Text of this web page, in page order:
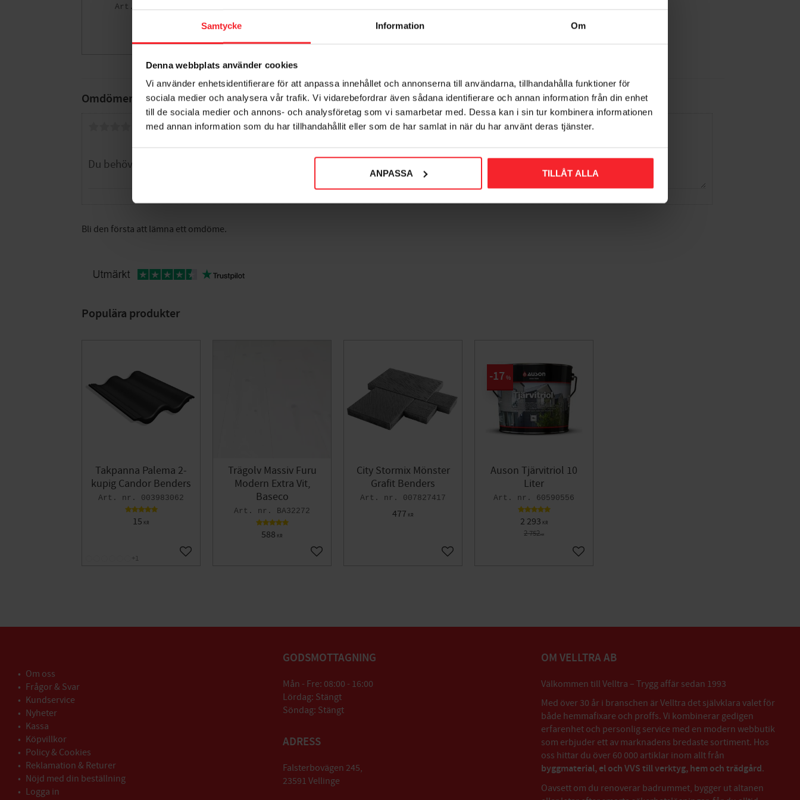
Samtycke Information Om
Denna webbplats använder cookies
Vi använder enhetsidentifierare för att anpassa innehållet och annonserna till användarna, tillhandahålla funktioner för
sociala medier och analysera vår trafik. Vi vidarebefordrar även sådana identifierare och annan information från din enhet
till de sociala medier och annons- och analysföretag som vi samarbetar med. Dessa kan i sin tur kombinera informationen
med annan information som du har tillhandahållit eller som de har samlat in när du har använt deras tjänster.
ANPASSA TILLÅT ALLA
Omdömen
Du
Bli den första att lämna ett omdöme.
Lägg till i favoriter
Populära produkter
Takpanna Palema 2-
kupig Candor Benders
003983062
15 KR
Lägg till i favoriter
+1
Trägolv Massiv Furu
Modern Extra Vit,
Baseco
BA32272
588 KR
Lägg till i favoriter
City Stormix Mönster
Grafit Benders
007827417
477 KR
Lägg till i favoriter
Auson Tjärvitriol 10
Liter
60590556
2 293 KR
2 752KR
17 %
Lägg till i favoriter
Om oss
Frågor & Svar
Kundservice
Nyheter
Kassa
Köpvillkor
Policy & Cookies
Reklamation & Returer
Nöjd med din beställning
Logga in
GODSMOTTAGNING
Mån - Fre: 08:00 - 16:00
Lördag: Stängt
Söndag: Stängt
ADRESS
Falsterbovägen 245,
23591 Vellinge
OM VELLTRA AB
Välkommen till Velltra – Trygg affär sedan 1993
Med över 30 år i branschen är Velltra det självklara valet för
både hemmafixare och proffs. Vi kombinerar gedigen
erfarenhet och personlig service med en modern webbutik
som erbjuder ett av marknadens bredaste sortiment. Hos
oss hittar du över 60 000 artiklar inom allt från
byggmaterial, el och VVS till verktyg, hem och trädgård.
Oavsett om du renoverar badrummet, bygger ut altanen